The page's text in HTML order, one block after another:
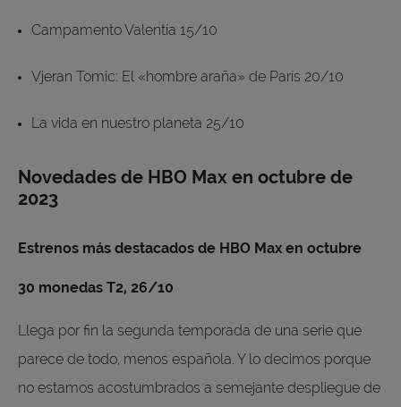
Campamento Valentía 15/10
Vjeran Tomic: El «hombre araña» de París 20/10
La vida en nuestro planeta 25/10
Novedades de HBO Max en octubre de
2023
Estrenos más destacados de HBO Max en octubre
30 monedas T2, 26/10
Llega por fin la segunda temporada de una serie que
parece de todo, menos española. Y lo decimos porque
no estamos acostumbrados a semejante despliegue de